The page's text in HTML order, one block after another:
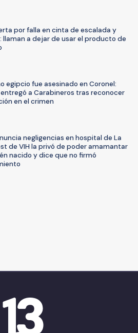
por falla en cinta de escalada y
llaman a dejar de usar el producto de
egipcio fue asesinado en Coronel:
a Carabineros tras reconocer
en el crimen
negligencias en hospital de La
de VIH la privó de poder amamantar
nacido y dice que no firmó